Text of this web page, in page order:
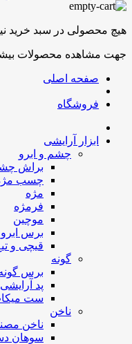
هیچ محصولی در سبد خرید
جهت مشاهده محصولات
صفحه اصلی
فروشگاه
ابزار آرایشی
چشم و ابرو
براش
چسب
مژه
فرمژه
موچین
برس ابرو
قیچی و
گونه
برس
پد آرایشی
ست
ناخن
ناخن
سوهان